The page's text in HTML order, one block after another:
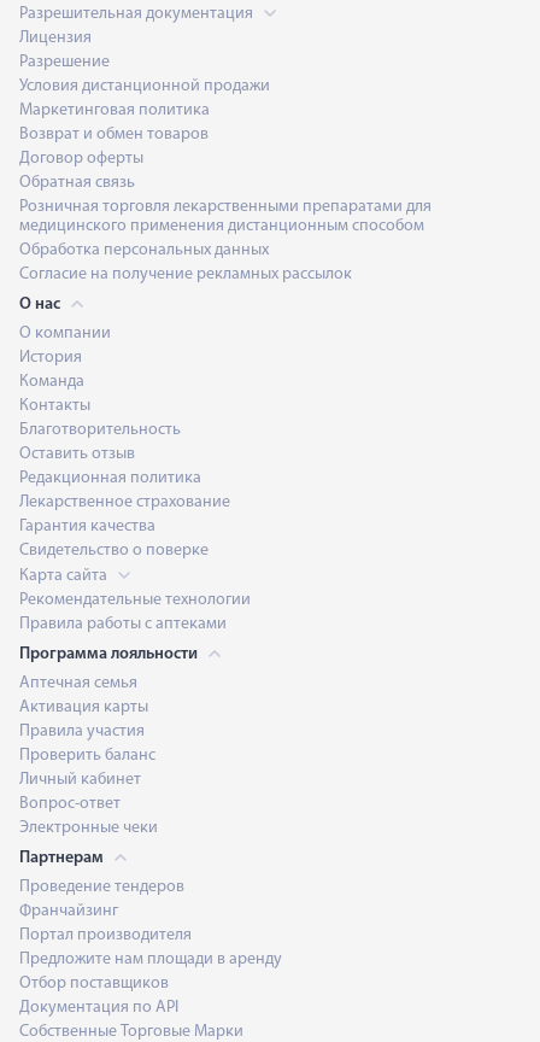
Разрешительная документация
Лицензия
Разрешение
Условия дистанционной продажи
Маркетинговая политика
Возврат и обмен товаров
Договор оферты
Обратная связь
Розничная торговля лекарственными препаратами для
медицинского применения дистанционным способом
Обработка персональных данных
Согласие на получение рекламных рассылок
О нас
О компании
История
Команда
Контакты
Благотворительность
Оставить отзыв
Редакционная политика
Лекарственное страхование
Гарантия качества
Свидетельство о поверке
Карта сайта
Рекомендательные технологии
Правила работы с аптеками
Программа лояльности
Аптечная семья
Активация карты
Правила участия
Проверить баланс
Личный кабинет
Вопрос-ответ
Электронные чеки
Партнерам
Проведение тендеров
Франчайзинг
Портал производителя
Предложите нам площади в аренду
Отбор поставщиков
Документация по API
Собственные Торговые Марки